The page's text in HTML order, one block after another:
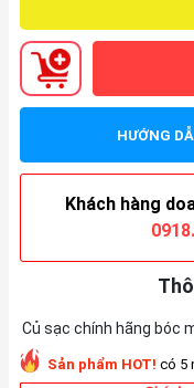
HƯỚNG
Khách hàng
Củ sạc chính hãng bóc
Sản phẩm HOT! có 5